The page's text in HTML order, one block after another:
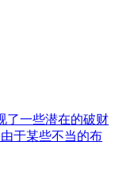
了一些潜在的破财
于某些不当的布